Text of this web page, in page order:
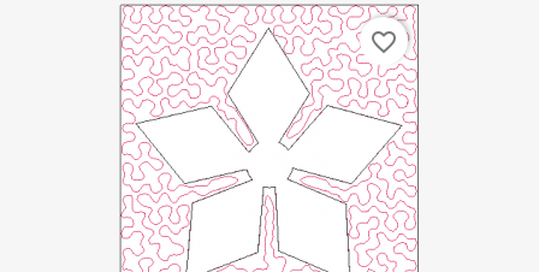
favorite_border